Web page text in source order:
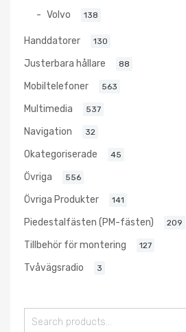
Volvo 138
Handdatorer 130
Justerbara hållare 88
Mobiltelefoner 563
Multimedia 537
Navigation 32
Okategoriserade 45
Övriga 556
Övriga Produkter 141
Piedestalfästen (PM-fästen) 209
Tillbehör för montering 127
Tvåvägsradio 3